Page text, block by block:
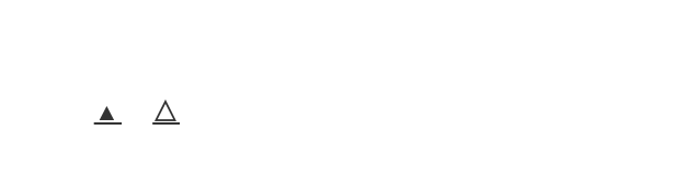
▲ △